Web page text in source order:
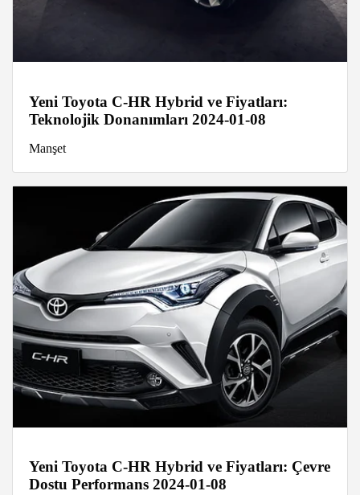
Yeni Toyota C-HR Hybrid ve Fiyatları:
Teknolojik Donanımları 2024-01-08
Manşet
Yeni Toyota C-HR Hybrid ve Fiyatları: Çevre
Dostu Performans 2024-01-08